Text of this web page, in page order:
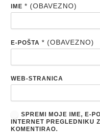
IME* (OBAVEZNO)
E-POŠTA* (OBAVEZNO)
WEB-STRANICA
SPREMI MOJE IME, E-
INTERNET PREGLEDNIKU
KOMENTIRAO.